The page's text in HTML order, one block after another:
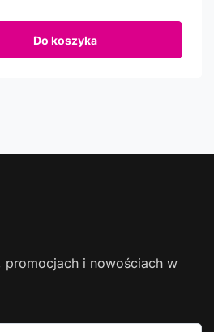
Do koszyka
promocjach i nowościach w